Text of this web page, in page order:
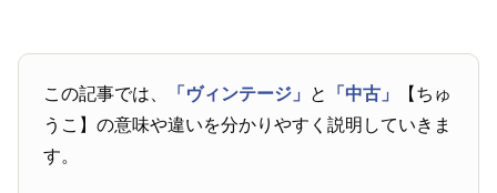
この記事では、 「ヴィンテージ」 と 「中古」
【ちゅ
うこ】の意味や違いを分かりやすく説明していきま
す。